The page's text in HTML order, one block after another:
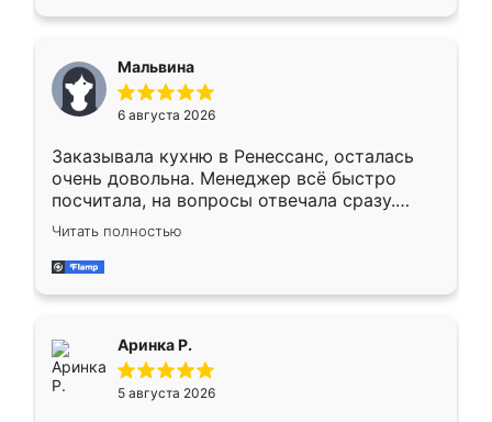
меньше, здесь же он более разнообразный.
Мне нравится ,если что-то потребуется из
мебели буду заказывать только здесь.
Мальвина
6 августа 2026
Заказывала кухню в Ренессанс, осталась
очень довольна. Менеджер всё быстро
посчитала, на вопросы отвечала сразу.
Замерщик приехал в субботу, подошёл к
делу со всей ответственностью. Собрали
за день, ребята работали аккуратно, даже
Читать полностью
Аринка Р.
5 августа 2026